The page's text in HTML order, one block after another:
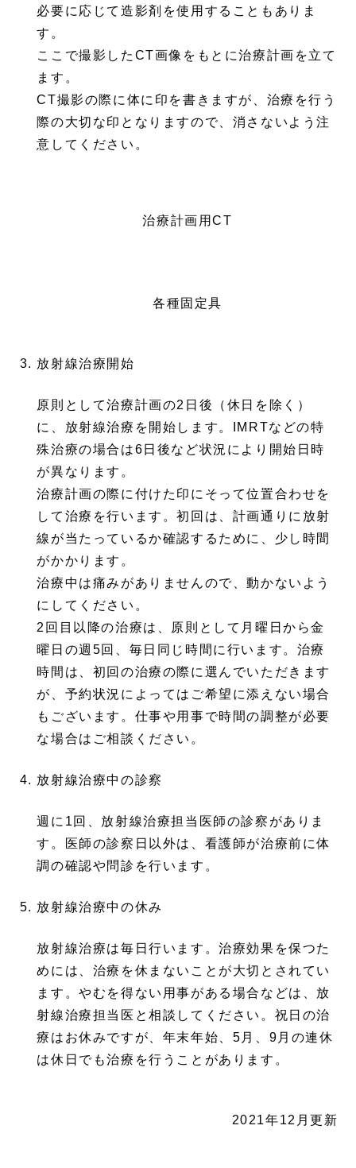
必要に応じて造影剤を使用することもありま
す。
ここで撮影したCT画像をもとに治療計画を立て
ます。
CT撮影の際に体に印を書きますが、治療を行う
際の大切な印となりますので、消さないよう注
意してください。
治療計画用CT
各種固定具
放射線治療開始
原則として治療計画の2日後（休日を除く）
に、放射線治療を開始します。IMRTなどの特
殊治療の場合は6日後など状況により開始日時
が異なります。
治療計画の際に付けた印にそって位置合わせを
して治療を行います。初回は、計画通りに放射
線が当たっているか確認するために、少し時間
がかかります。
治療中は痛みがありませんので、動かないよう
にしてください。
2回目以降の治療は、原則として月曜日から金
曜日の週5回、毎日同じ時間に行います。治療
時間は、初回の治療の際に選んでいただきます
が、予約状況によってはご希望に添えない場合
もございます。仕事や用事で時間の調整が必要
な場合はご相談ください。
放射線治療中の診察
週に1回、放射線治療担当医師の診察がありま
す。医師の診察日以外は、看護師が治療前に体
調の確認や問診を行います。
放射線治療中の休み
放射線治療は毎日行います。治療効果を保つた
めには、治療を休まないことが大切とされてい
ます。やむを得ない用事がある場合などは、放
射線治療担当医と相談してください。祝日の治
療はお休みですが、年末年始、5月、9月の連休
は休日でも治療を行うことがあります。
2021年12月更新